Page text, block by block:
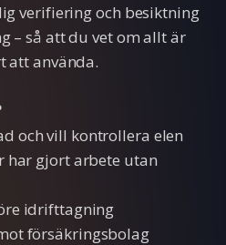
verifiering och besiktning
– så att du vet om allt är
att använda.
och vill kontrollera elen
har gjort arbete utan
idrifttagning
försäkringsbolag